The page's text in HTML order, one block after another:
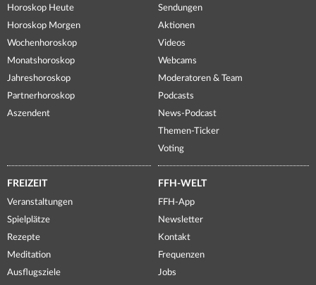
Horoskop Heute
Horoskop Morgen
Wochenhoroskop
Monatshoroskop
Jahreshoroskop
Partnerhoroskop
Aszendent
Sendungen
Aktionen
Videos
Webcams
Moderatoren & Team
Podcasts
News-Podcast
Themen-Ticker
Voting
FREIZEIT
Veranstaltungen
Spielplätze
Rezepte
Meditation
Ausflugsziele
FFH-WELT
FFH-App
Newsletter
Kontakt
Frequenzen
Jobs